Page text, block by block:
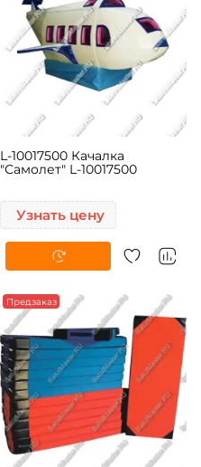
L-10017500 Качалка
"Самолет" L-10017500
Узнать цену
Предзаказ